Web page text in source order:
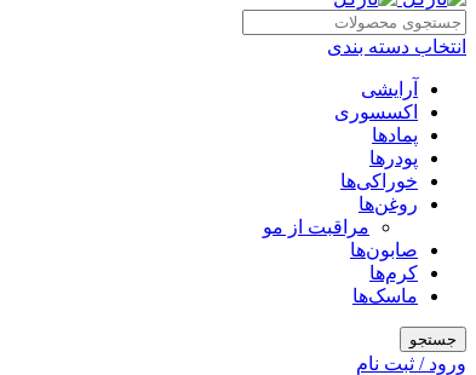
انتخاب دسته بندی
آرایشی
اکسسوری
پمادها
پودرها
خوراکی‌ها
روغن‌ها
مراقبت از مو
صابون‌ها
کرم‌ها
ماسک‌ها
جستجو
ورود / ثبت نام